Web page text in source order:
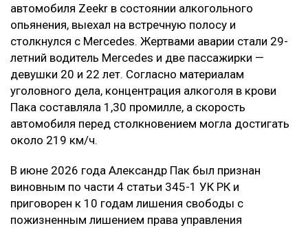
автомобиля Zeekr в состоянии алкогольного
опьянения, выехал на встречную полосу и
столкнулся с Mercedes. Жертвами аварии стали 29-
летний водитель Mercedes и две пассажирки —
девушки 20 и 22 лет. Согласно материалам
уголовного дела, концентрация алкоголя в крови
Пака составляла 1,30 промилле, а скорость
автомобиля перед столкновением могла достигать
около 219 км/ч.
В июне 2026 года Александр Пак был признан
виновным по части 4 статьи 345-1 УК РК и
приговорен к 10 годам лишения свободы с
пожизненным лишением права управления